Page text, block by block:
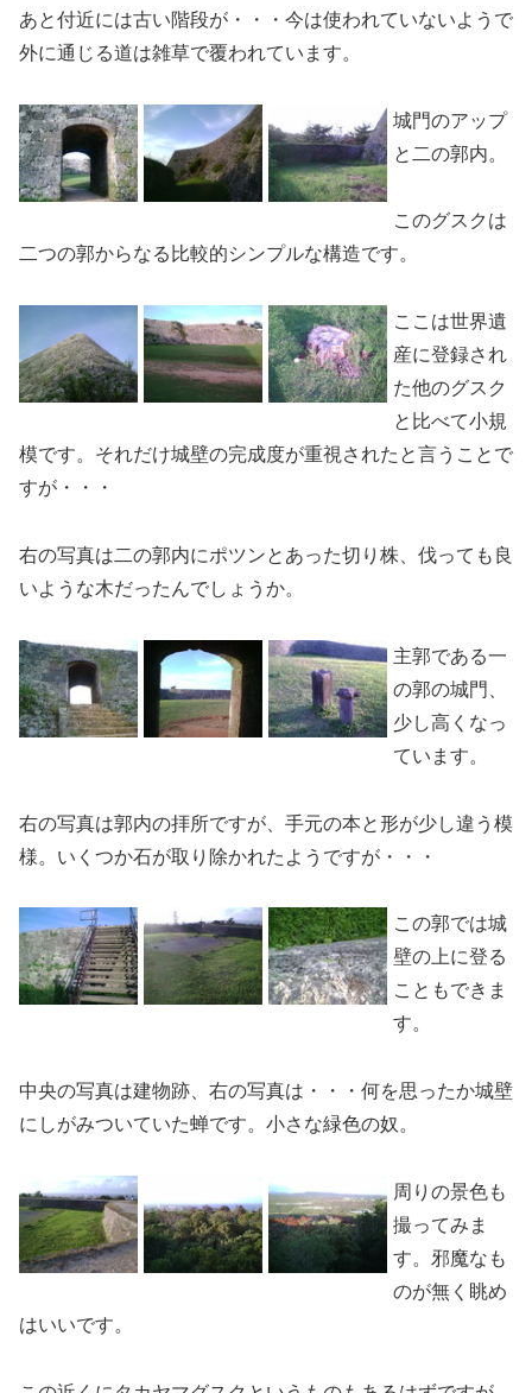
あと付近には古い階段が・・・今は使われていないようで
外に通じる道は雑草で覆われています。
城門のアップ
と二の郭内。
このグスクは
二つの郭からなる比較的シンプルな構造です。
ここは世界遺
産に登録され
た他のグスク
と比べて小規
模です。それだけ城壁の完成度が重視されたと言うことで
すが・・・
右の写真は二の郭内にポツンとあった切り株、伐っても良
いような木だったんでしょうか。
主郭である一
の郭の城門、
少し高くなっ
ています。
右の写真は郭内の拝所ですが、手元の本と形が少し違う模
様。いくつか石が取り除かれたようですが・・・
この郭では城
壁の上に登る
こともできま
す。
中央の写真は建物跡、右の写真は・・・何を思ったか城壁
にしがみついていた蝉です。小さな緑色の奴。
周りの景色も
撮ってみま
す。邪魔なも
のが無く眺め
はいいです。